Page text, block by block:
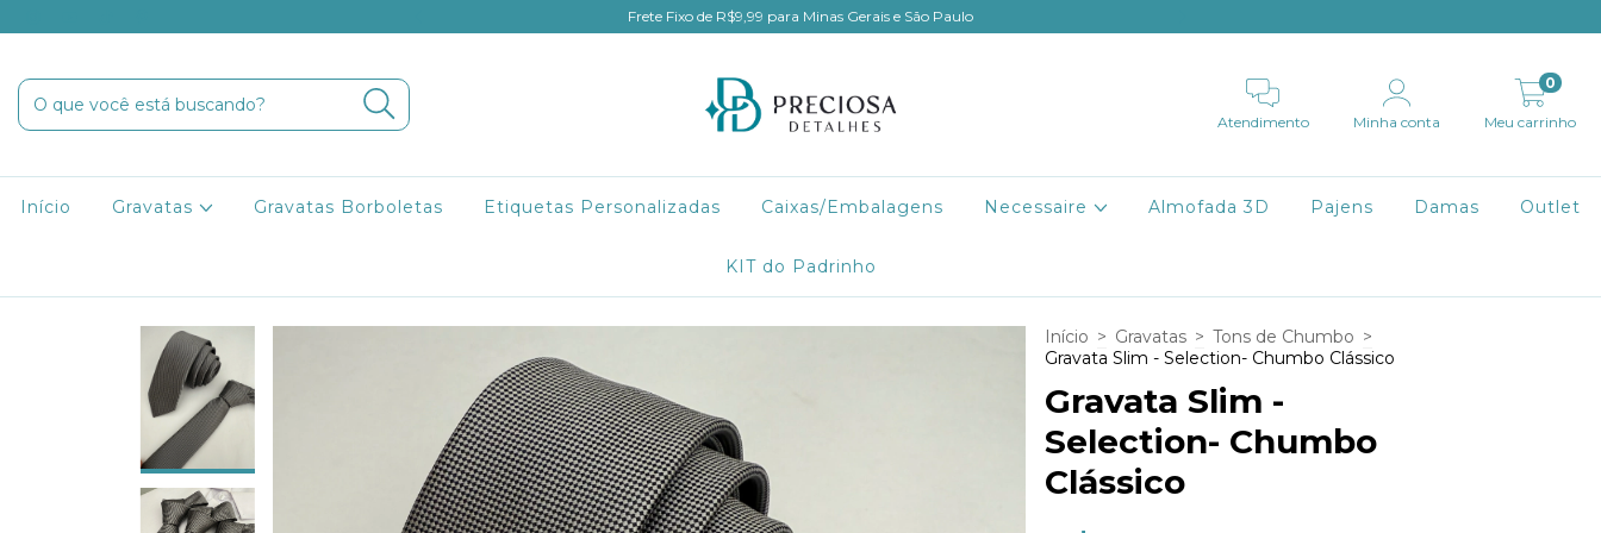
Frete Fixo de R$9,99 para Minas Gerais e São Paulo
Atendimento Minha conta Meu carrinho
0
Início Gravatas Gravatas Borboletas Etiquetas Personalizadas Caixas/Embalagens Necessaire Almofada 3D Pajens Damas Outlet
KIT do Padrinho
Início > Gravatas > Tons de Chumbo >
Gravata Slim - Selection- Chumbo Clássico
Gravata Slim -
Selection- Chumbo
Clássico